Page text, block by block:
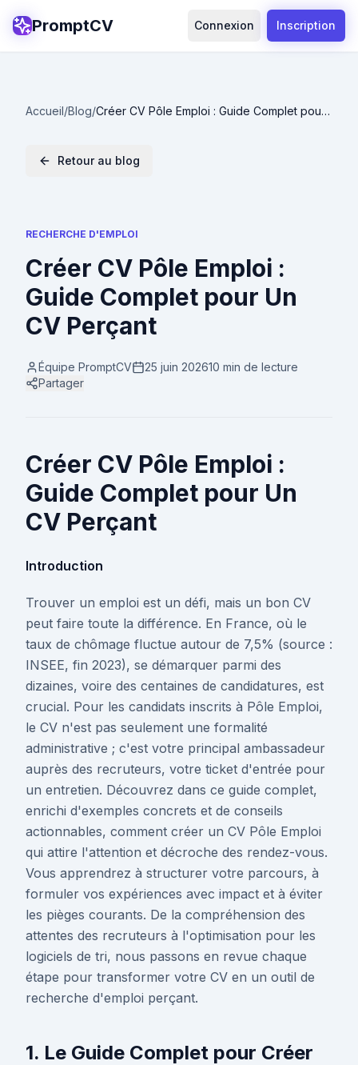
PromptCV Connexion Inscription
Accueil/Blog/Créer CV Pôle Emploi : Guide Complet pour
Retour au blog
RECHERCHE D'EMPLOI
Créer CV Pôle Emploi :
Guide Complet pour Un
CV Perçant
Équipe PromptCV 25 juin 202610 min de lecture
Partager
Créer CV Pôle Emploi :
Guide Complet pour Un
CV Perçant
Introduction
Trouver un emploi est un défi, mais un bon CV
peut faire toute la différence. En France, où le
taux de chômage fluctue autour de 7,5% (source :
INSEE, fin 2023), se démarquer parmi des
dizaines, voire des centaines de candidatures, est
crucial. Pour les candidats inscrits à Pôle Emploi,
le CV n'est pas seulement une formalité
administrative ; c'est votre principal ambassadeur
auprès des recruteurs, votre ticket d'entrée pour
un entretien. Découvrez dans ce guide complet,
enrichi d'exemples concrets et de conseils
actionnables, comment créer un CV Pôle Emploi
qui attire l'attention et décroche des rendez-vous.
Vous apprendrez à structurer votre parcours, à
formuler vos expériences avec impact et à éviter
les pièges courants. De la compréhension des
attentes des recruteurs à l'optimisation pour les
logiciels de tri, nous passons en revue chaque
étape pour transformer votre CV en un outil de
recherche d'emploi perçant.
1. Le Guide Complet pour Créer